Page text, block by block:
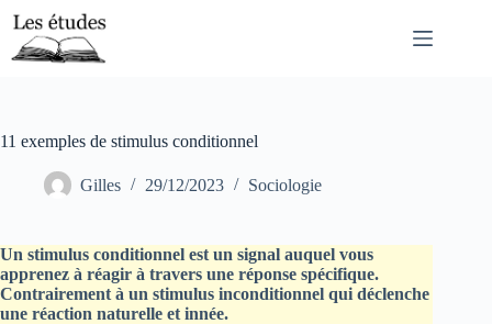
au
contenu
11 exemples de stimulus conditionnel
Gilles 29/12/2023 Sociologie
Un stimulus conditionnel est un signal auquel vous
apprenez à réagir à travers une réponse spécifique.
Contrairement à un stimulus inconditionnel qui déclenche
une réaction naturelle et innée.